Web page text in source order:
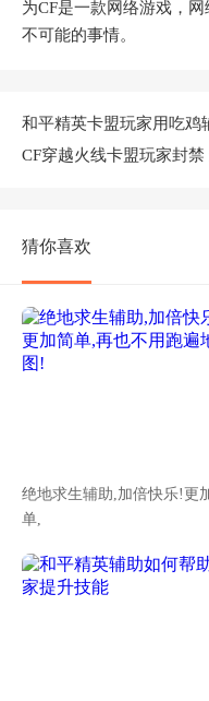
为CF是一款网络游戏，
不可能的事情。
和平精英卡盟玩家用吃鸡
CF穿越火线卡盟玩家封
猜你喜欢
绝地求生辅助,加倍快乐!更
单,